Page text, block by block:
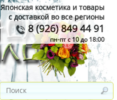
Японская косметика и товары
с доставкой во все регионы
8 (926) 849 44 91
пн-пт с 10 до 18:00